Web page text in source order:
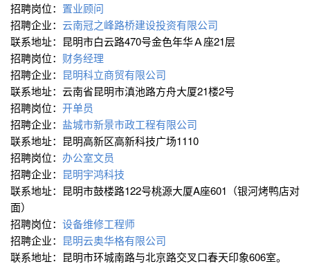
招聘岗位： 置业顾问
招聘企业： 云南冠之峰路桥建设投资有限公司
联系地址：昆明市白云路470号金色年华Ａ座21层
招聘岗位： 财务经理
招聘企业： 昆明科立商贸有限公司
联系地址：云南省昆明市滇池路方舟大厦21楼2号
招聘岗位： 开单员
招聘企业： 盐城市新景市政工程有限公司
联系地址：昆明高新区高新科技广场1110
招聘岗位： 办公室文员
招聘企业： 昆明宇鸿科技
联系地址：昆明市鼓楼路122号桃源大厦A座601（银河烤鸭店对
面）
招聘岗位： 设备维修工程师
招聘企业： 昆明云奥华格有限公司
联系地址：昆明市环城南路与北京路交叉口春天印象606室。